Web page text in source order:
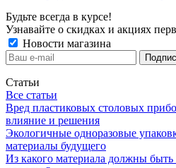
Будьте всегда в курсе!
Узнавайте о скидках и акциях
Новости магазина
Статьи
Все статьи
Вред пластиковых столовых
влияние и решения
Экологичные одноразовые
материалы будущего
Из какого материала должны